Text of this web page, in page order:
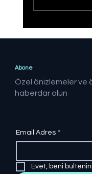
Abone
Özel önizlemeler ve
haberdar olun
Email Adres *
Evet, beni